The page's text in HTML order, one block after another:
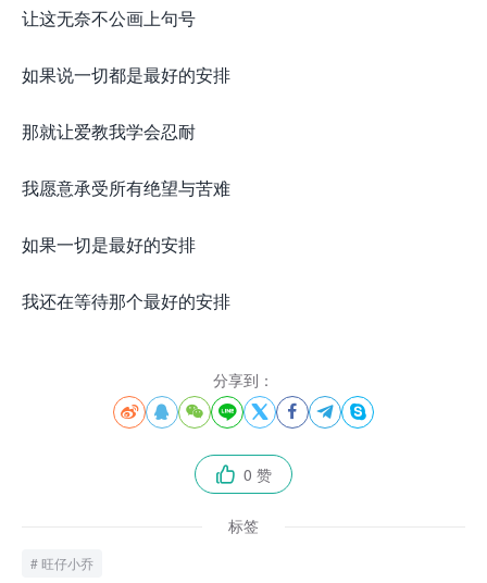
让这无奈不公画上句号
如果说一切都是最好的安排
那就让爱教我学会忍耐
我愿意承受所有绝望与苦难
如果一切是最好的安排
我还在等待那个最好的安排
分享到：
       
 0 赞
标签
旺仔小乔